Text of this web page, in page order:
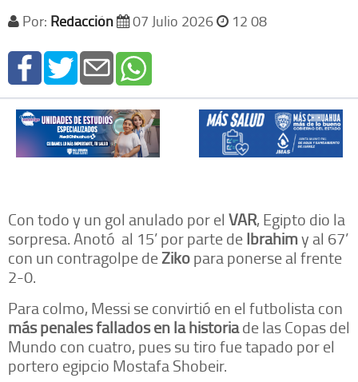
Por: Redacción 07 Julio 2026 12 08
Con todo y un gol anulado por el VAR, Egipto dio la
sorpresa. Anotó al 15’ por parte deIbrahimy al 67’
con un contragolpe deZikopara ponerse al frente
2-0.
Para colmo, Messi se convirtió en el futbolista con
más penales fallados en la historiade las Copas del
Mundo con cuatro, pues su tiro fue tapado por el
portero egipcio Mostafa Shobeir.